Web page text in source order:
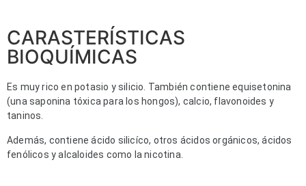
CARASTERÍSTICAS
BIOQUÍMICAS
Es muy rico en potasio y silicio. También contiene equisetonina
(una saponina tóxica para los hongos), calcio, flavonoides y
taninos.
Además, contiene ácido silicíco, otros ácidos orgánicos, ácidos
fenólicos y alcaloides como la nicotina.